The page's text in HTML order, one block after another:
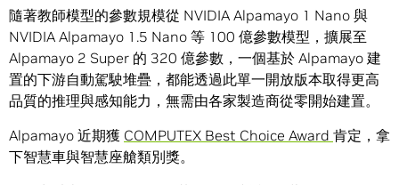
隨著教師模型的參數規模從 NVIDIA Alpamayo 1 Nano 與
NVIDIA Alpamayo 1.5 Nano 等 100 億參數模型，擴展至
Alpamayo 2 Super 的 320 億參數，一個基於 Alpamayo 建
置的下游自動駕駛堆疊，都能透過此單一開放版本取得更高
品質的推理與感知能力，無需由各家製造商從零開始建置。
Alpamayo 近期獲 COMPUTEX Best Choice Award 肯定，拿
下智慧車與智慧座艙類別獎。